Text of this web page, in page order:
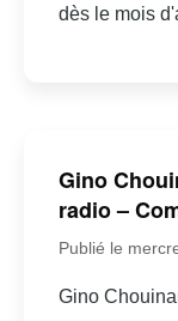
dès le mois
Gino
radio –
Publié le
Gino